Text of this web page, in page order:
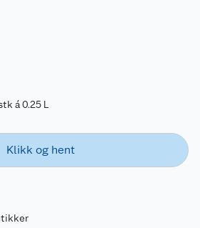
á 0.25 L
Klikk og hent